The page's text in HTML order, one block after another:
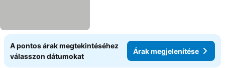
A pontos árak megtekintéséhez
válasszon dátumokat
Árak megjelenítése